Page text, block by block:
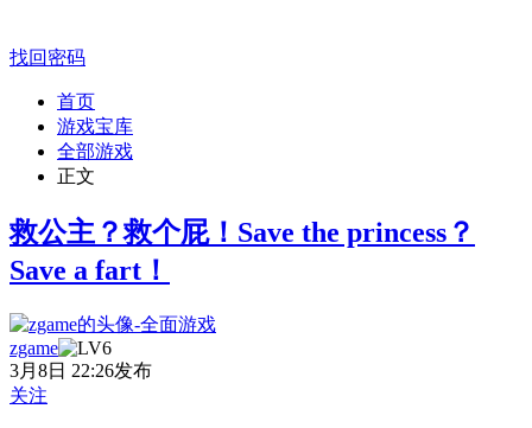
找回密码
首页
游戏宝库
全部游戏
正文
救公主？救个屁！Save the princess？
Save a fart！
zgame
3月8日 22:26发布
关注